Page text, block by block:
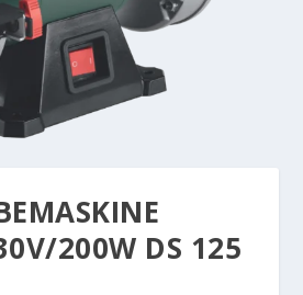
200W DS 125